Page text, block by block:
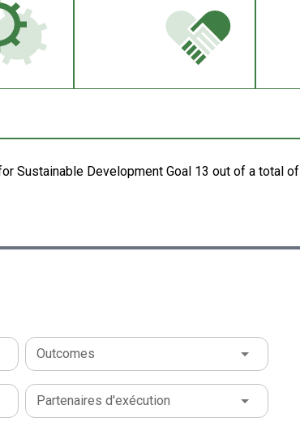
Sustainable Development Goal 13 out of a total of
Outcomes
Partenaires d'exécution